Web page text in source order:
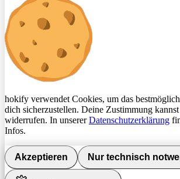
hokify verwendet Cookies, um das
dich sicherzustellen. Deine Zustimmung
widerrufen. In unsererDatenschutzerklärung
Infos.
Akzeptieren Nur technisch